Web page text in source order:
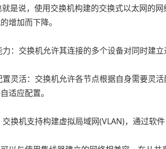
是说，使用交换机构建的交换式以太网的
增加而下降。
：交换机允许其连接的多个设备对同时建立
灵活：交换机允许各节点根据自身需要灵
适应配置。
换机支持构建虚拟局域网(VLAN)，通过软